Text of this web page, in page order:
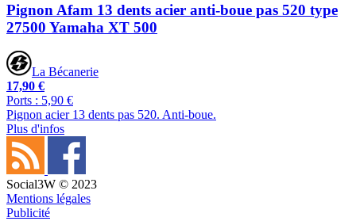
Pignon Afam 13 dents acier anti-boue pas 520 type
27500 Yamaha XT 500
La Bécanerie
17,90 €
Ports : 5,90 €
Pignon acier 13 dents pas 520. Anti-boue.
Plus d'infos
Social3W © 2023
Mentions légales
Publicité